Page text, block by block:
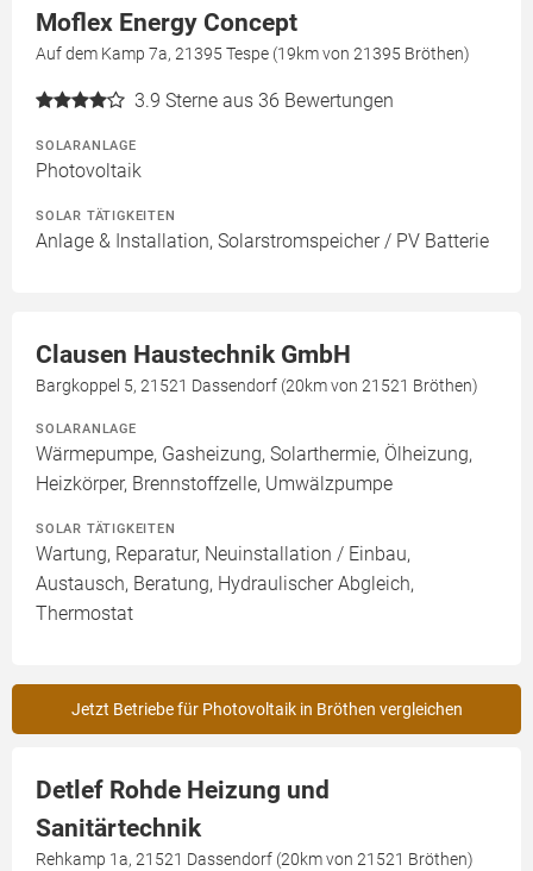
Moflex Energy Concept
Auf dem Kamp 7a, 21395 Tespe (19km von 21395 Bröthen)
3.9 Sterne aus 36 Bewertungen
SOLARANLAGE
Photovoltaik
SOLAR TÄTIGKEITEN
Anlage & Installation, Solarstromspeicher / PV Batterie
Clausen Haustechnik GmbH
Bargkoppel 5, 21521 Dassendorf (20km von 21521 Bröthen)
SOLARANLAGE
Wärmepumpe, Gasheizung, Solarthermie, Ölheizung,
Heizkörper, Brennstoffzelle, Umwälzpumpe
SOLAR TÄTIGKEITEN
Wartung, Reparatur, Neuinstallation / Einbau,
Austausch, Beratung, Hydraulischer Abgleich,
Thermostat
Jetzt Betriebe für Photovoltaik in Bröthen vergleichen
Detlef Rohde Heizung und
Sanitärtechnik
Rehkamp 1a, 21521 Dassendorf (20km von 21521 Bröthen)